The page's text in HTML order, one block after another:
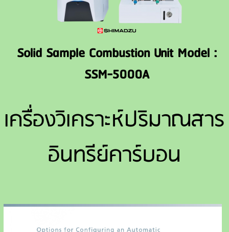
Solid Sample Combustion Unit Model :
SSM-5000A
เครื่องวิเคราะห์ปริมาณสาร
อินทรีย์คาร์บอน